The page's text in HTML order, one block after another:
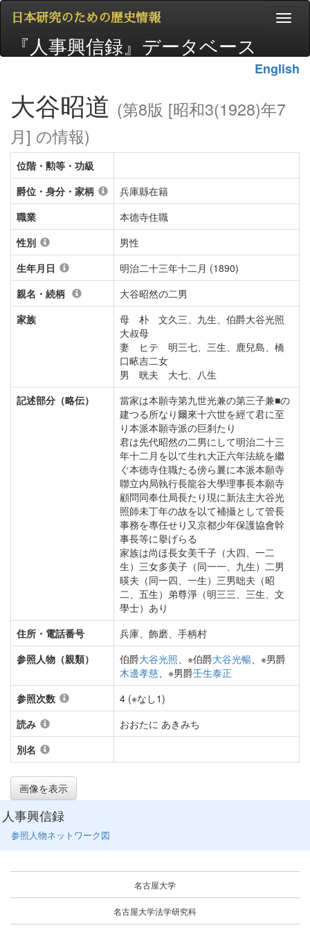
日本研究のための歴史情報
『人事興信録』データベース
English
大谷昭道 (第8版 [昭和3(1928)年7
月] の情報)
位階・勲等・功級
爵位・身分・家柄
兵庫縣在籍
職業
本德寺住職
性別
男性
生年月日
明治二十三年十二月 (1890)
親名・続柄
大谷昭然の二男
家族
母 朴 文久三、九生、伯爵大谷光照
大叔母
妻 ヒテ 明三七、三生、鹿兒島、橋
口畩吉二女
男 晄夫 大七、八生
記述部分（略伝）
當家は本願寺第九世光兼の第三子兼■の
建つる所なり爾來十六世を經て君に至
り本派本願寺派の巨刹たり
君は先代昭然の二男にして明治二十三
年十二月を以て生れ大正六年法統を繼
ぐ本德寺住職たる傍ら曩に本派本願寺
聯立内局執行長龍谷大學理事長本願寺
顧問同奉仕局長たり現に新法主大谷光
照師未丁年の故を以て補攝として管長
事務を專任せり又京都少年保護協會幹
事長等に擧げらる
家族は尚ほ長女美千子（大四、一二
生）三女多美子（同一一、九生）二男
暎夫（同一四、一生）三男昢夫（昭
二、五生）弟尊淨（明三三、三生、文
學士）あり
住所・電話番号
兵庫、飾磨、手柄村
参照人物（親類）
伯爵大谷光照、※伯爵大谷光暢、※男爵
木邊孝慈、※男爵壬生泰正
参照次数
4 (※なし1)
読み
おおたに あきみち
別名
画像を表示
人事興信録
参照人物ネットワーク図
名古屋大学
名古屋大学法学研究科